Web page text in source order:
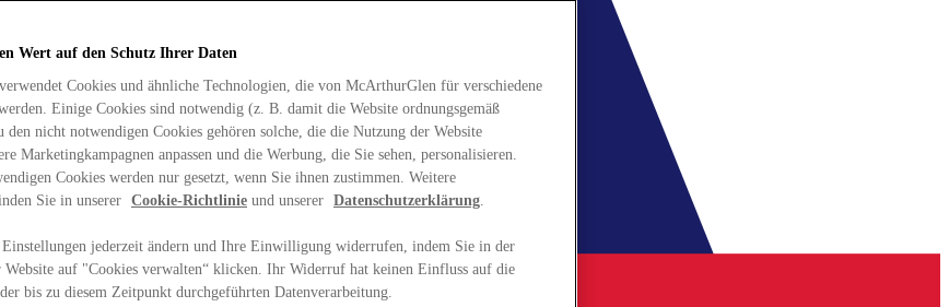
Wert auf den Schutz Ihrer Daten
Cookies und ähnliche Technologien, die von McArthurGlen für verschiedene
Einige Cookies sind notwendig (z. B. damit die Website ordnungsgemäß
nicht notwendigen Cookies gehören solche, die die Nutzung der Website
Marketingkampagnen anpassen und die Werbung, die Sie sehen, personalisieren.
Cookies werden nur gesetzt, wenn Sie ihnen zustimmen. Weitere
Sie in unserer Cookie-Richtlinie und unserer Datenschutzerklärung.
jederzeit ändern und Ihre Einwilligung widerrufen, indem Sie in der
Website auf "Cookies verwalten“ klicken. Ihr Widerruf hat keinen Einfluss auf die
bis zu diesem Zeitpunkt durchgeführten Datenverarbeitung.